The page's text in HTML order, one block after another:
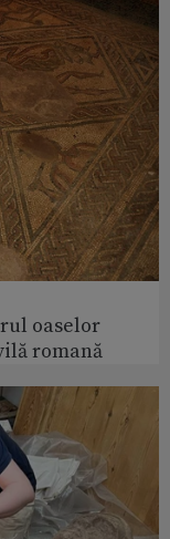
oaselor
romană